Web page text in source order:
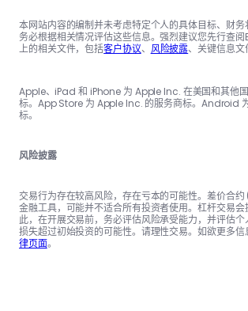
本网站内容的编制并未考虑特定个人的具体目标、财务
务必根据相关情况评估这些信息。强烈建议您先行查
上的相关文件，包括客户协议、 风险披露、关键信息文
Apple、iPad 和 iPhone 为 Apple Inc. 在美国和其他
标。App Store 为 Apple Inc. 的服务商标。Android
标。
风险披露
交易行为存在较高风险，存在亏本的可能性。差价合
金融工具，可能并不适合所有投资者使用。杠杆交易会
此，在开展交易前，务必评估风险承受能力，并评估
损失超过初始投资的可能性。请理性交易。如欲更多信
律页面。